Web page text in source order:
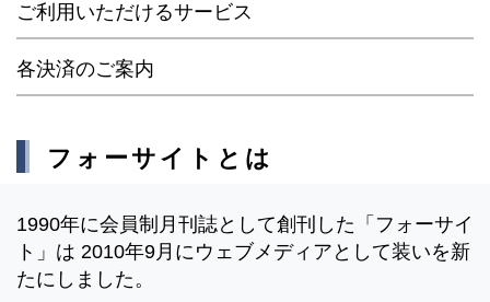
ご利用いただけるサービス
各決済のご案内
フォーサイトとは
1990年に会員制月刊誌として創刊した「フォーサイ
ト」は 2010年9月にウェブメディアとして装いを新
たにしました。